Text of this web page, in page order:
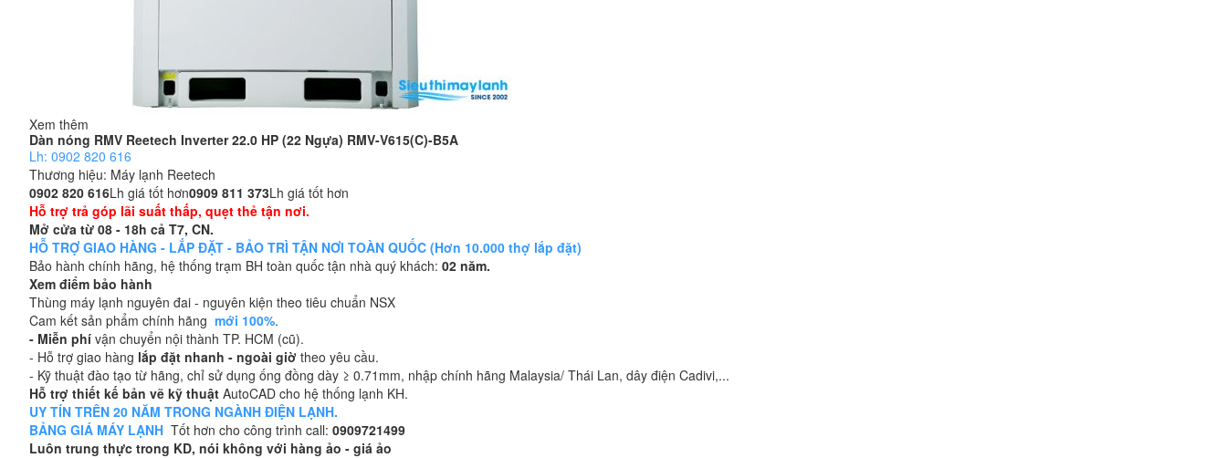
Xem thêm
Dàn nóng RMV Reetech Inverter 22.0 HP (22 Ngựa) RMV-V615(C)-B5A
Lh: 0902 820 616
Thương hiệu: Máy lạnh Reetech
0902 820 616Lh giá tốt hơn0909 811 373Lh giá tốt hơn
Hỗ trợ trả góp lãi suất thấp, quẹt thẻ tận nơi.
Mở cửa từ 08 - 18h cả T7, CN.
HỖ TRỢ GIAO HÀNG - LẮP ĐẶT - BẢO TRÌ TẬN NƠI TOÀN QUỐC (Hơn 10.000 thợ lắp đặt)
Bảo hành chính hãng, hệ thống trạm BH toàn quốc tận nhà quý khách: 02 năm.
Xem điểm bảo hành
Thùng máy lạnh nguyên đai - nguyên kiện theo tiêu chuẩn NSX
Cam kết sản phẩm chính hãng mới 100%.
- Miễn phí vận chuyển nội thành TP. HCM (cũ).
- Hỗ trợ giao hàng lắp đặt nhanh - ngoài giờ theo yêu cầu.
- Kỹ thuật đào tạo từ hãng, chỉ sử dụng ống đồng dày ≥ 0.71mm, nhập chính hãng Malaysia/ Thái Lan, dây điện Cadivi,...
Hỗ trợ thiết kế bản vẽ kỹ thuật AutoCAD cho hệ thống lạnh KH.
UY TÍN TRÊN 20 NĂM TRONG NGÀNH ĐIỆN LẠNH.
BẢNG GIÁ MÁY LẠNH Tốt hơn cho công trình call: 0909721499
Luôn trung thực trong KD, nói không với hàng ảo - giá ảo